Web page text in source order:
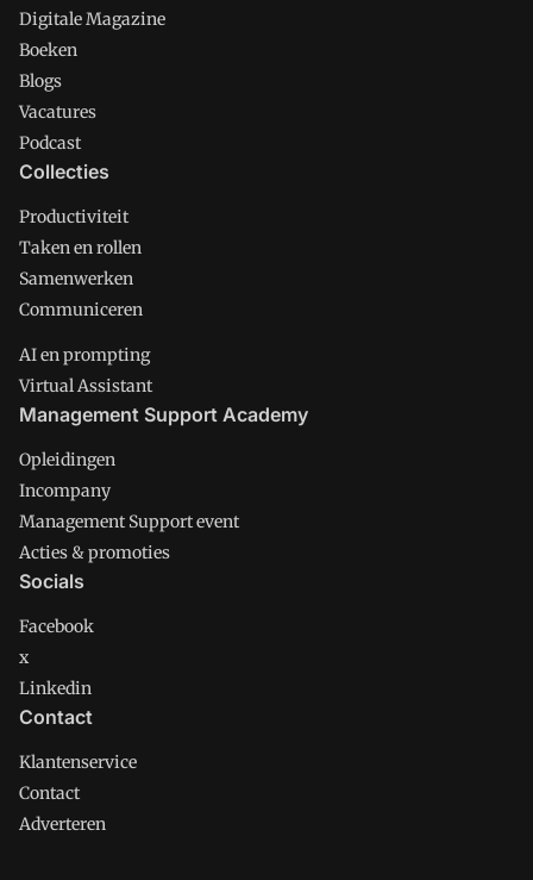
Digitale Magazine
Boeken
Blogs
Vacatures
Podcast
Collecties
Productiviteit
Taken en rollen
Samenwerken
Communiceren
AI en prompting
Virtual Assistant
Management Support Academy
Opleidingen
Incompany
Management Support event
Acties & promoties
Socials
Facebook
x
Linkedin
Contact
Klantenservice
Contact
Adverteren